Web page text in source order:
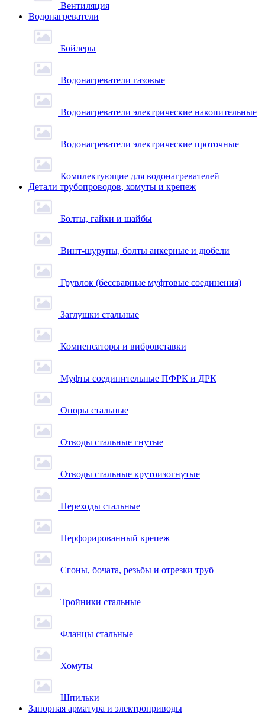
Вентиляция
Водонагреватели
Бойлеры
Водонагреватели газовые
Водонагреватели электрические накопительные
Водонагреватели электрические проточные
Комплектующие для водонагревателей
Детали трубопроводов, хомуты и крепеж
Болты, гайки и шайбы
Винт-шурупы, болты анкерные и дюбели
Грувлок (бессварные муфтовые соединения)
Заглушки стальные
Компенсаторы и вибровставки
Муфты соединительные ПФРК и ДРК
Опоры стальные
Отводы стальные гнутые
Отводы стальные крутоизогнутые
Переходы стальные
Перфорированный крепеж
Сгоны, бочата, резьбы и отрезки труб
Тройники стальные
Фланцы стальные
Хомуты
Шпильки
Запорная арматура и электроприводы